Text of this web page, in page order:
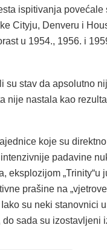
ispitivanja povećale
Cityju, Denveru i
u 1954., 1956. i
su stav da apsolutno
nije nastala kao
koje su
padavine
eksplozijom
prašine na
su neki stanovnici
sada su izostavljeni